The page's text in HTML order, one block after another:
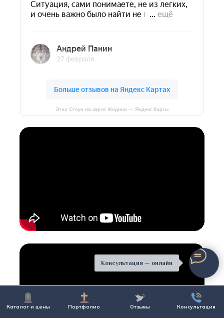
Каталог и цены Портфолио Отзывы Консультация
Консультация — онлайн
Этно Стоун на карте Жодино — Яндекс Карты